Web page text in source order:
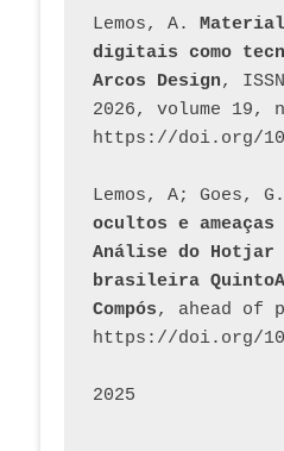
Lemos, A.
digitais como
Arcos Design,
2026, volume 19,
https://doi.org/
Lemos, A; Goes,
ocultos e
Análise do Hotjar
brasileira
Compós, ahead of
https://doi.org/
2025